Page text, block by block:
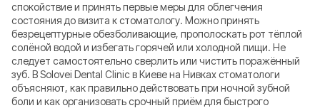
спокойствие и принять первые меры для облегчения
состояния до визита к стоматологу. Можно принять
безрецептурные обезболивающие, прополоскать рот тёплой
солёной водой и избегать горячей или холодной пищи. Не
следует самостоятельно сверлить или чистить поражённый
зуб. В Solovei Dental Clinic в Киеве на Нивках стоматологи
объясняют, как правильно действовать при ночной зубной
боли и как организовать срочный приём для быстрого